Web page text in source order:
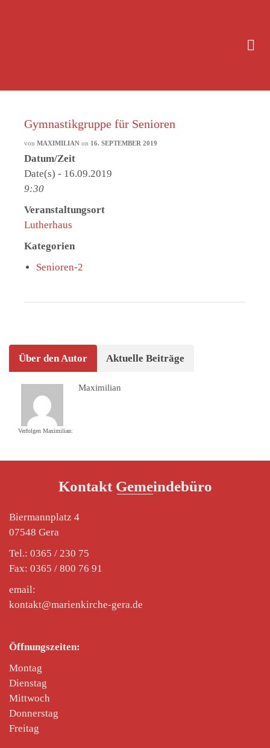
Gymnastikgruppe für Senioren
von MAXIMILIAN on 16. SEPTEMBER 2019
Datum/Zeit
Date(s) - 16.09.2019
9:30
Veranstaltungsort
Lutherhaus
Kategorien
Senioren-2
Über den Autor Aktuelle Beiträge
Verfolgen Maximilian:
Maximilian
Kontakt Gemeindebüro
Biermannplatz 4
07548 Gera
Tel.: 0365 / 230 75
Fax: 0365 / 800 76 91
email:
kontakt@marienkirche-gera.de
Öffnungszeiten:
Montag
Dienstag
Mittwoch
Donnerstag
Freitag